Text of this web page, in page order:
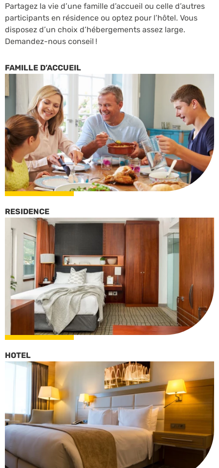
Partagez la vie d’une famille d’accueil ou celle d’autres
participants en résidence ou optez pour l’hôtel. Vous
disposez d’un choix d’hébergements assez large.
Demandez-nous conseil !
FAMILLE D’ACCUEIL
RESIDENCE
HOTEL